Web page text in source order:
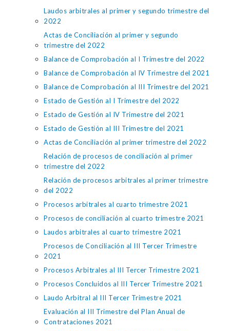
Laudos arbitrales al primer y segundo trimestre del
2022
Actas de Conciliación al primer y segundo
trimestre del 2022
Balance de Comprobación al I Trimestre del 2022
Balance de Comprobación al IV Trimestre del 2021
Balance de Comprobación al III Trimestre del 2021
Estado de Gestión al I Trimestre del 2022
Estado de Gestión al IV Trimestre del 2021
Estado de Gestión al III Trimestre del 2021
Actas de Conciliación al primer trimestre del 2022
Relación de procesos de conciliación al primer
trimestre del 2022
Relación de procesos arbitrales al primer trimestre
del 2022
Procesos arbitrales al cuarto trimestre 2021
Procesos de conciliación al cuarto trimestre 2021
Laudos arbitrales al cuarto trimestre 2021
Procesos de Conciliación al III Tercer Trimestre
2021
Procesos Arbitrales al III Tercer Trimestre 2021
Procesos Concluidos al III Tercer Trimestre 2021
Laudo Arbitral al III Tercer Trimestre 2021
Evaluación al III Trimestre del Plan Anual de
Contrataciones 2021